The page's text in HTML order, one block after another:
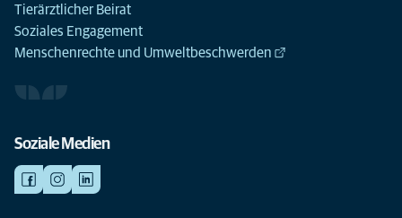
Tierärztlicher Beirat
Soziales Engagement
Menschenrechte und Umweltbeschwerden
Soziale Medien